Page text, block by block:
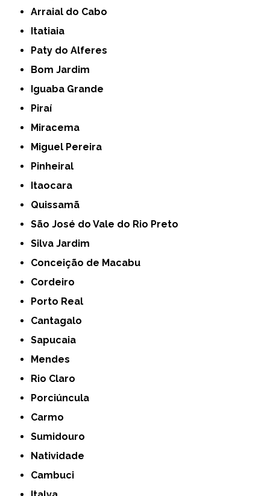
Arraial do Cabo
Itatiaia
Paty do Alferes
Bom Jardim
Iguaba Grande
Piraí
Miracema
Miguel Pereira
Pinheiral
Itaocara
Quissamã
São José do Vale do Rio Preto
Silva Jardim
Conceição de Macabu
Cordeiro
Porto Real
Cantagalo
Sapucaia
Mendes
Rio Claro
Porciúncula
Carmo
Sumidouro
Natividade
Cambuci